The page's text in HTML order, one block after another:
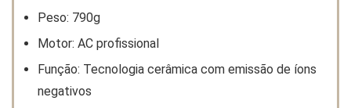
Peso: 790g
Motor: AC profissional
Função: Tecnologia cerâmica com emissão de íons
negativos